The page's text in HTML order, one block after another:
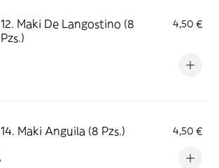
12. Maki De Langostino (8
Pzs.)
4,50 €
14. Maki Anguila (8 Pzs.) 4,50 €